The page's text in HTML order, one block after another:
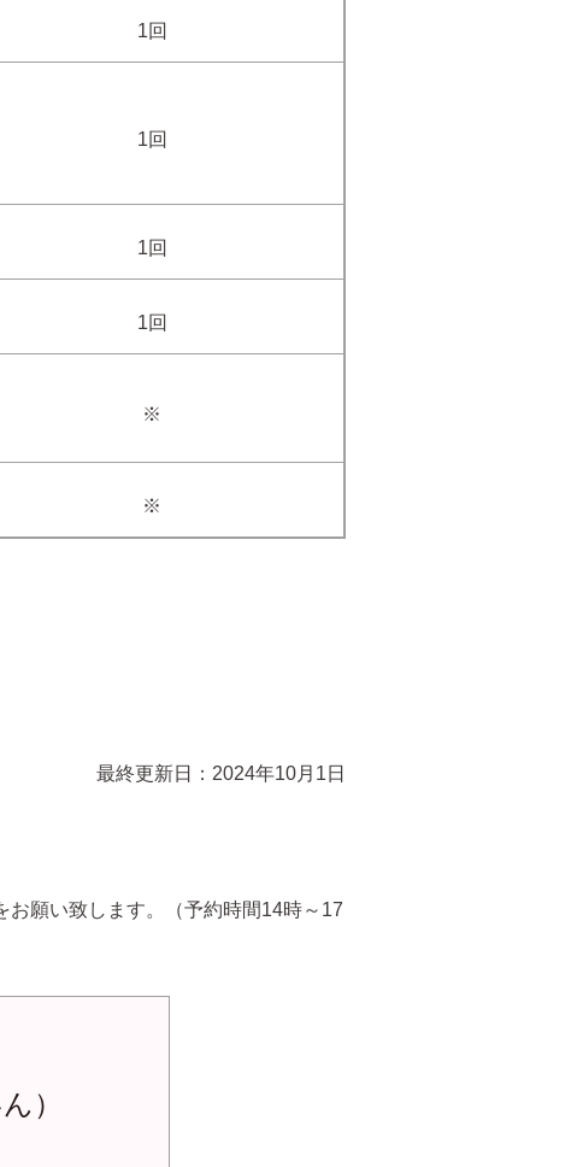
1回
1回
1回
1回
※
※
最終更新日：2024年10月1日
願い致します。（予約時間14時～17
）